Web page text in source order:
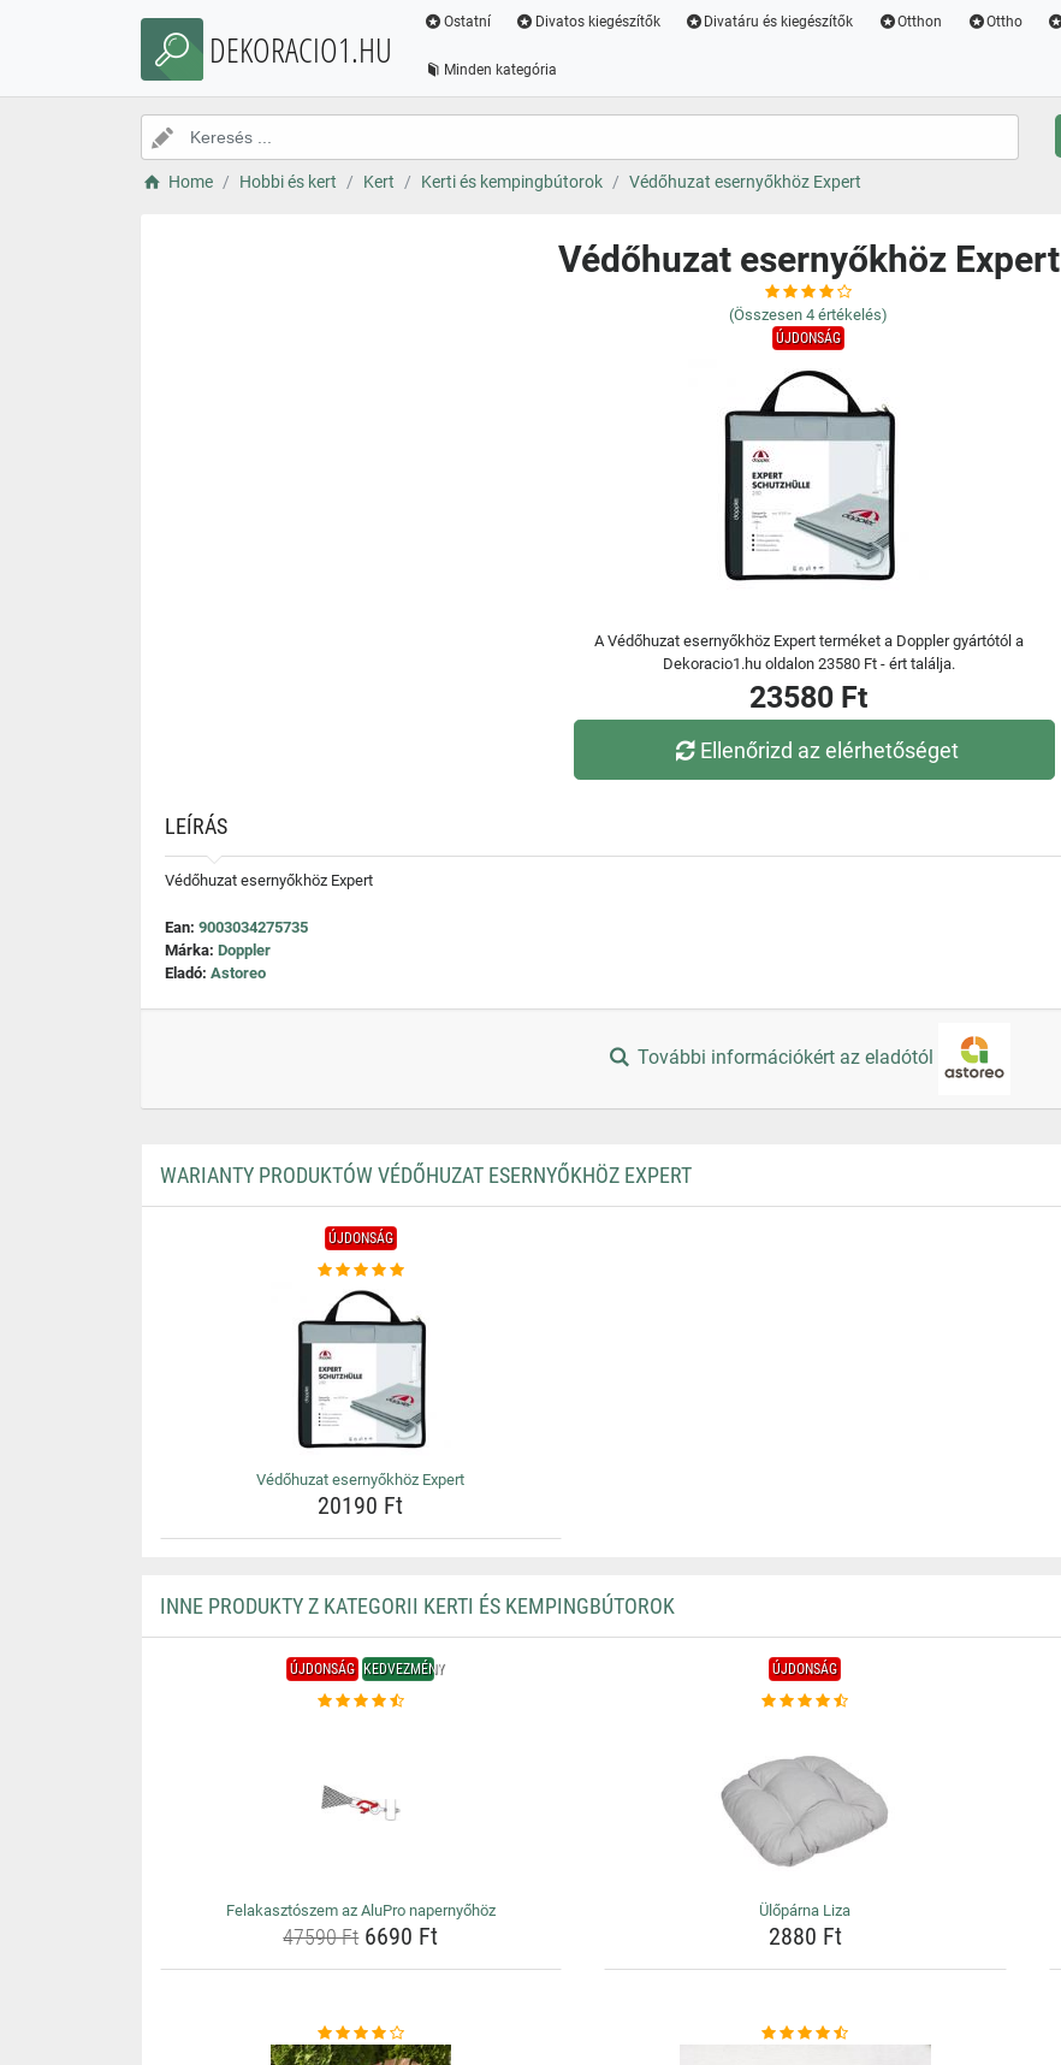
DEKORACIO1.HU
Ostatní Divatos kiegészítők Divatáru és kiegészítők Otthon Ottho
Minden kategória
Home Hobbi és kert Kert Kerti és kempingbútorok Védőhuzat esernyőkhöz Expert
Védőhuzat esernyőkhöz Expert
(Összesen 4 értékelés)
ÚJDONSÁG
A Védőhuzat esernyőkhöz Expert terméket a Doppler gyártótól a
Dekoracio1.hu oldalon 23580 Ft - ért találja.
23580 Ft
Ellenőrizd az elérhetőséget
LEÍRÁS
Védőhuzat esernyőkhöz Expert
Ean: 9003034275735
Márka: Doppler
Eladó: Astoreo
További információkért az eladótól
WARIANTY PRODUKTÓW VÉDŐHUZAT ESERNYŐKHÖZ EXPERT
ÚJDONSÁG
Védőhuzat esernyőkhöz Expert
20190 Ft
INNE PRODUKTY Z KATEGORII KERTI ÉS KEMPINGBÚTOROK
ÚJDONSÁG KEDVEZMÉNY
Felakasztószem az AluPro napernyőhöz
47590 Ft6690 Ft
ÚJDONSÁG
Ülőpárna Liza
2880 Ft